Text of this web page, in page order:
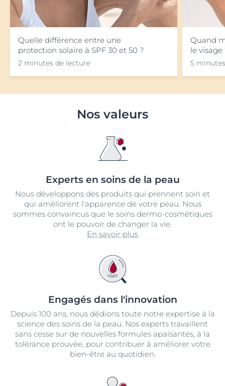
Quelle différence entre une
protection solaire à SPF 30 et 50 ?
2 minutes de lecture
Quand
le visage
5
Nos valeurs
Experts en soins de la peau
Nous développons des produits qui prennent soin et
qui améliorent l'apparence de votre peau. Nous
sommes convaincus que le soins dermo-cosmétiques
ont le pouvoir de changer la vie.
En savoir plus
Engagés dans l'innovation
Depuis 100 ans, nous dédions toute notre expertise à la
science des soins de la peau. Nos experts travaillent
sans cesse sur de nouvelles formules apaisantes, à la
tolérance prouvée, pour contribuer à améliorer votre
bien-être au quotidien.